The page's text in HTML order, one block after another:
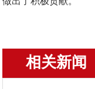
相关新闻